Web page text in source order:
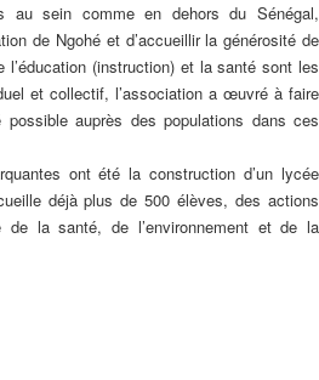
au sein comme en dehors du Sénégal,
de Ngohé et d’accueillir la générosité de
l’éducation (instruction) et la santé sont les
et collectif, l’association a œuvré à faire
auprès des populations dans ces
ont été la construction d’un lycée
déjà plus de 500 élèves, des actions
de la santé, de l’environnement et de la